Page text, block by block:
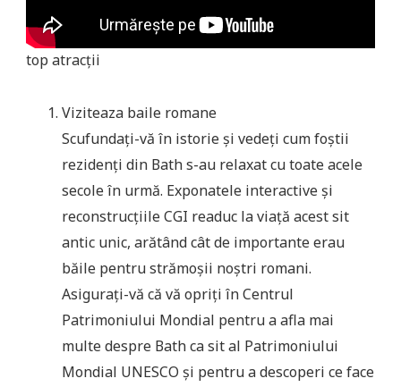
top atracții
Viziteaza baile romane
Scufundați-vă în istorie și vedeți cum foștii
rezidenți din Bath s-au relaxat cu toate acele
secole în urmă. Exponatele interactive și
reconstrucțiile CGI readuc la viață acest sit
antic unic, arătând cât de importante erau
băile pentru strămoșii noștri romani.
Asigurați-vă că vă opriți în Centrul
Patrimoniului Mondial pentru a afla mai
multe despre Bath ca sit al Patrimoniului
Mondial UNESCO și pentru a descoperi ce face